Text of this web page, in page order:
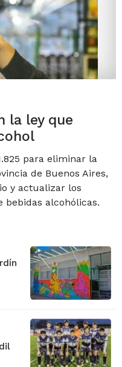
la ley que
para eliminar la
de Buenos Aires,
y actualizar los
bebidas alcohólicas.